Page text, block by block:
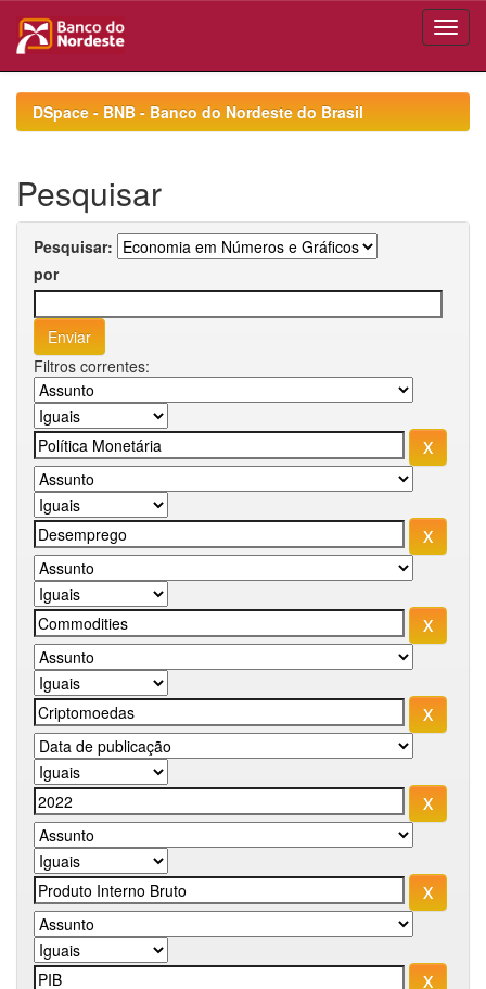
navigationDSpace - BNB - Banco do Nordeste do Brasil
Pesquisar
Pesquisar:
por
Filtros correntes: